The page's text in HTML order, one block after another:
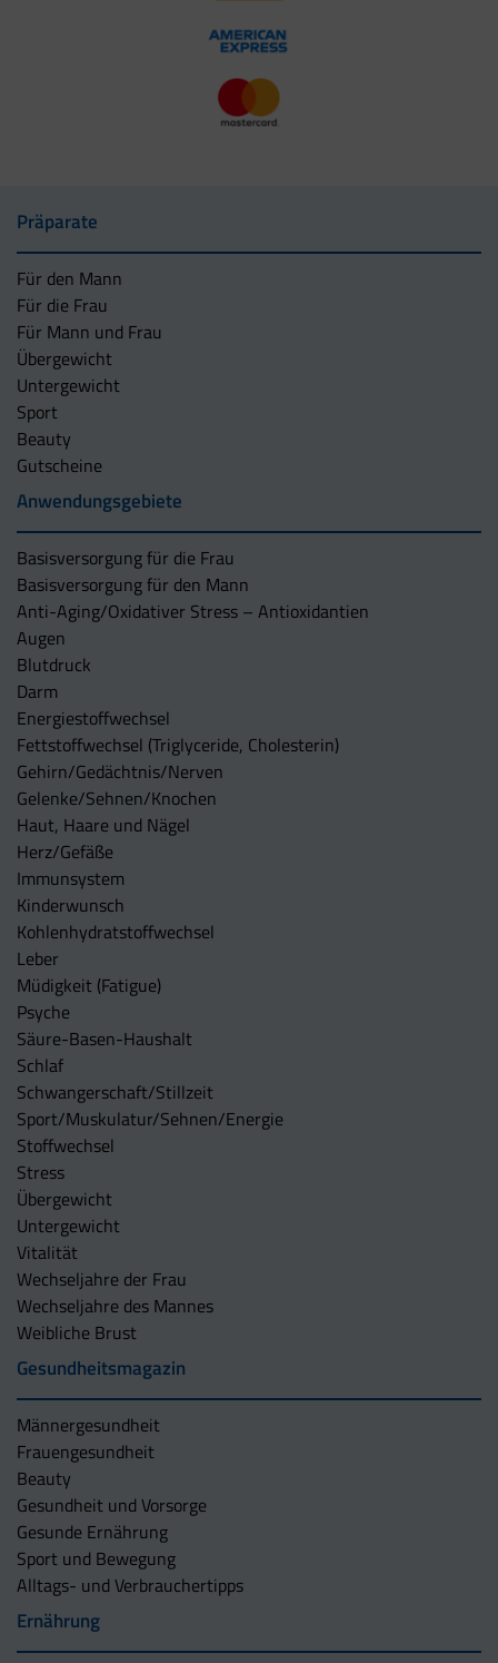
Präparate
Für den Mann
Für die Frau
Für Mann und Frau
Übergewicht
Untergewicht
Sport
Beauty
Gutscheine
Anwendungsgebiete
Basisversorgung für die Frau
Basisversorgung für den Mann
Anti-Aging/Oxidativer Stress – Antioxidantien
Augen
Blutdruck
Darm
Energiestoffwechsel
Fettstoffwechsel (Triglyceride, Cholesterin)
Gehirn/Gedächtnis/Nerven
Gelenke/Sehnen/Knochen
Haut, Haare und Nägel
Herz/Gefäße
Immunsystem
Kinderwunsch
Kohlenhydratstoffwechsel
Leber
Müdigkeit (Fatigue)
Psyche
Säure-Basen-Haushalt
Schlaf
Schwangerschaft/Stillzeit
Sport/Muskulatur/Sehnen/Energie
Stoffwechsel
Stress
Übergewicht
Untergewicht
Vitalität
Wechseljahre der Frau
Wechseljahre des Mannes
Weibliche Brust
Gesundheitsmagazin
Männergesundheit
Frauengesundheit
Beauty
Gesundheit und Vorsorge
Gesunde Ernährung
Sport und Bewegung
Alltags- und Verbrauchertipps
Ernährung